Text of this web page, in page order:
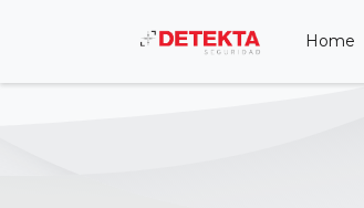
Home